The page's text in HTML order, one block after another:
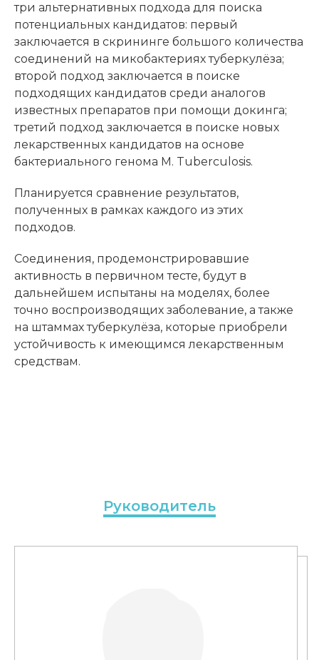
три альтернативных подхода для поиска
потенциальных кандидатов: первый
заключается в скрининге большого количества
соединений на микобактериях туберкулёза;
второй подход заключается в поиске
подходящих кандидатов среди аналогов
известных препаратов при помощи докинга;
третий подход заключается в поиске новых
лекарственных кандидатов на основе
бактериального генома M. Tuberculosis.
Планируется сравнение результатов,
полученных в рамках каждого из этих
подходов.
Соединения, продемонстрировавшие
активность в первичном тесте, будут в
дальнейшем испытаны на моделях, более
точно воспроизводящих заболевание, а также
на штаммах туберкулёза, которые приобрели
устойчивость к имеющимся лекарственным
средствам.
Руководитель